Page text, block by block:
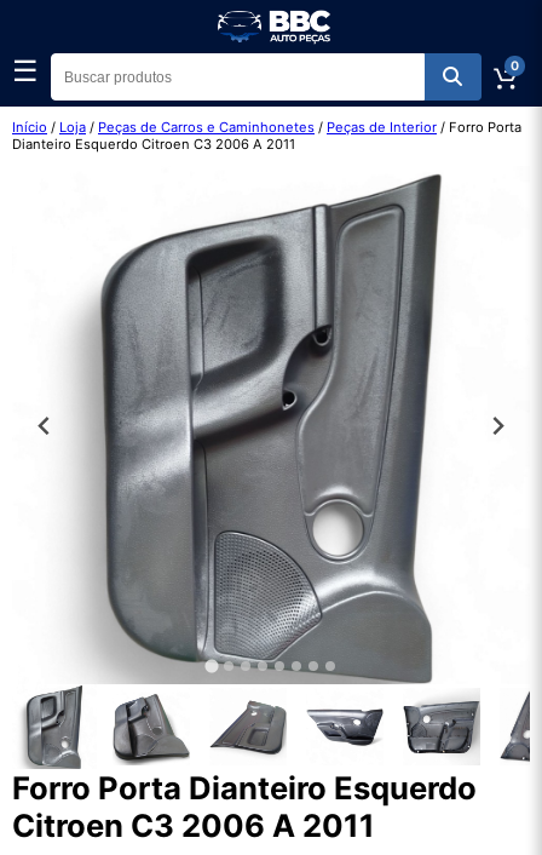
☰ 0
Início / Loja / Peças de Carros e Caminhonetes / Peças de Interior / Forro Porta
Dianteiro Esquerdo Citroen C3 2006 A 2011
Forro Porta Dianteiro Esquerdo
Citroen C3 2006 A 2011